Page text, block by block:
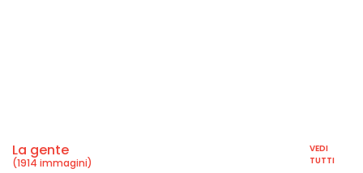
La gente
(1914 immagini)
VEDI
TUTTI